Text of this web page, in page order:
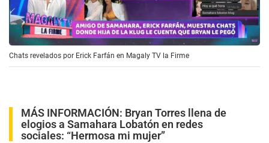
Chats revelados por Erick Farfán en Magaly TV la Firme
MÁS INFORMACIÓN: Bryan Torres llena de
elogios a Samahara Lobatón en redes
sociales: “Hermosa mi mujer”